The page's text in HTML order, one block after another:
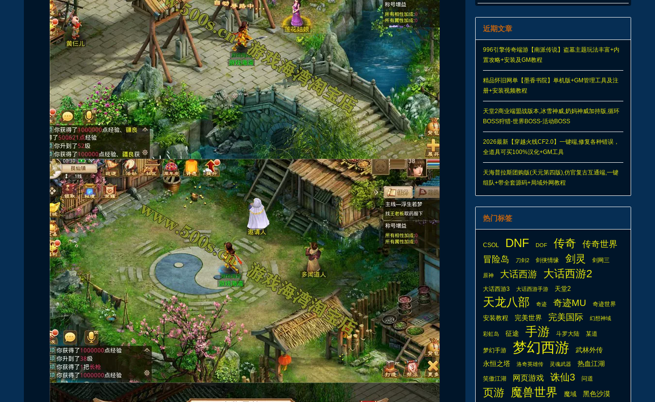
近期文章
996引擎传奇端游【南派传说】盗墓主题玩法丰富+内
置攻略+安装及GM教程
精品怀旧网单【墨香书院】单机版+GM管理工具及注
册+安装视频教程
天堂2商业端盟战版本,冰雪神威,奶妈神威加持版,循环
BOSS狩猎-世界BOSS-活动BOSS
2026最新【穿越火线CF2.0】一键端,修复各种错误，
全道具可买100%汉化+GM工具
天海普拉斯团购版(天元第四版),仿官复古互通端,一键
组队+带全套源码+局域外网教程
热门标签
CSOL DNF DOF 传奇 传奇世界
冒险岛 刀剑2 剑侠情缘 剑灵 剑网三
原神 大话西游 大话西游2
大话西游3 大话西游手游 天堂2
天龙八部 奇迹 奇迹MU 奇迹世界
安装教程 完美世界 完美国际 幻想神域
彩虹岛 征途 手游 斗罗大陆 某道
梦幻手游 梦幻西游
武林外传
永恒之塔
洛奇英雄传 灵魂武器 热血江湖
笑傲江湖 网页游戏 诛仙3 问道
页游 魔兽世界 魔域 黑色沙漠